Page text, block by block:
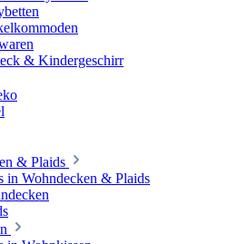
& Kindergeschirr
& Plaids
in Wohndecken & Plaids